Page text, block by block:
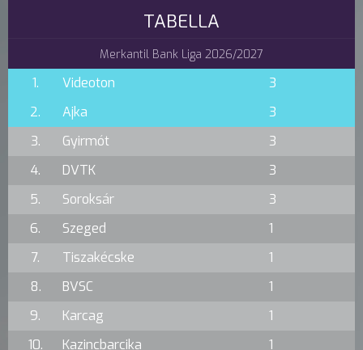
TABELLA
Merkantil Bank Liga 2026/2027
1. Videoton
3
2.
Ajka
3
3.
Gyirmót
3
4.
DVTK
3
5.
Soroksár
3
6.
Szeged
1
7.
Tiszakécske
1
8.
BVSC
1
9.
Karcag
1
10.
Kazincbarcika 1